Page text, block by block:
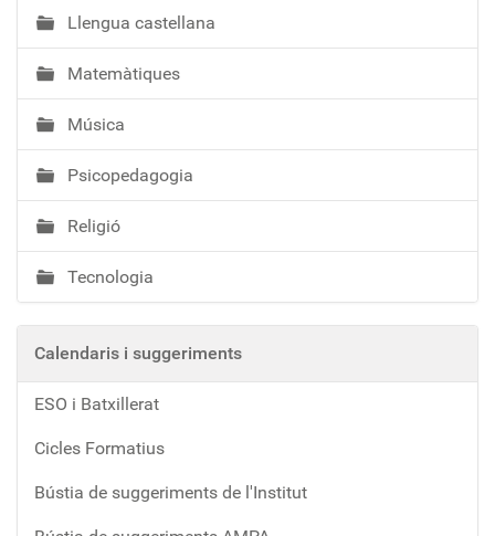
Llengua castellana
Matemàtiques
Música
Psicopedagogia
Religió
Tecnologia
Calendaris i suggeriments
ESO i Batxillerat
Cicles Formatius
Bústia de suggeriments de l'Institut